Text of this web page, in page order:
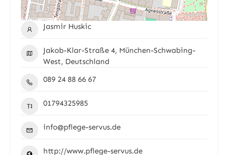
Jasmir Huskic
Jakob-Klar-Straße 4, München-Schwabing-
West, Deutschland
089 24 88 66 67
01794325985
info@pflege-servus.de
http://www.pflege-servus.de